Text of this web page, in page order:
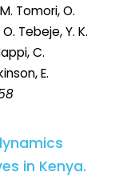
Tomori, O.
Tebeje, Y. K.
C.
E.
in Kenya.